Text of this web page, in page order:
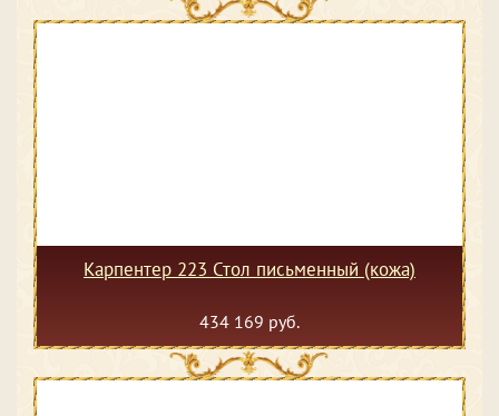
Карпентер 223 Стол письменный (кожа)
434 169 руб.